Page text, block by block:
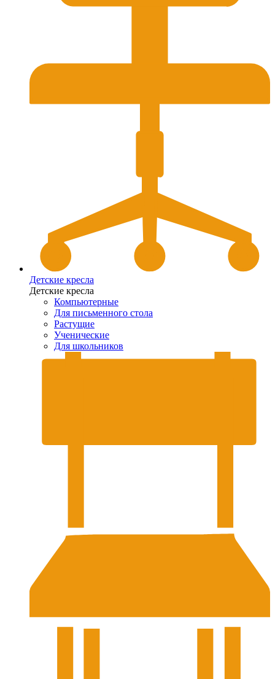
Детские кресла
Детские кресла
Компьютерные
Для письменного стола
Растущие
Ученические
Для школьников